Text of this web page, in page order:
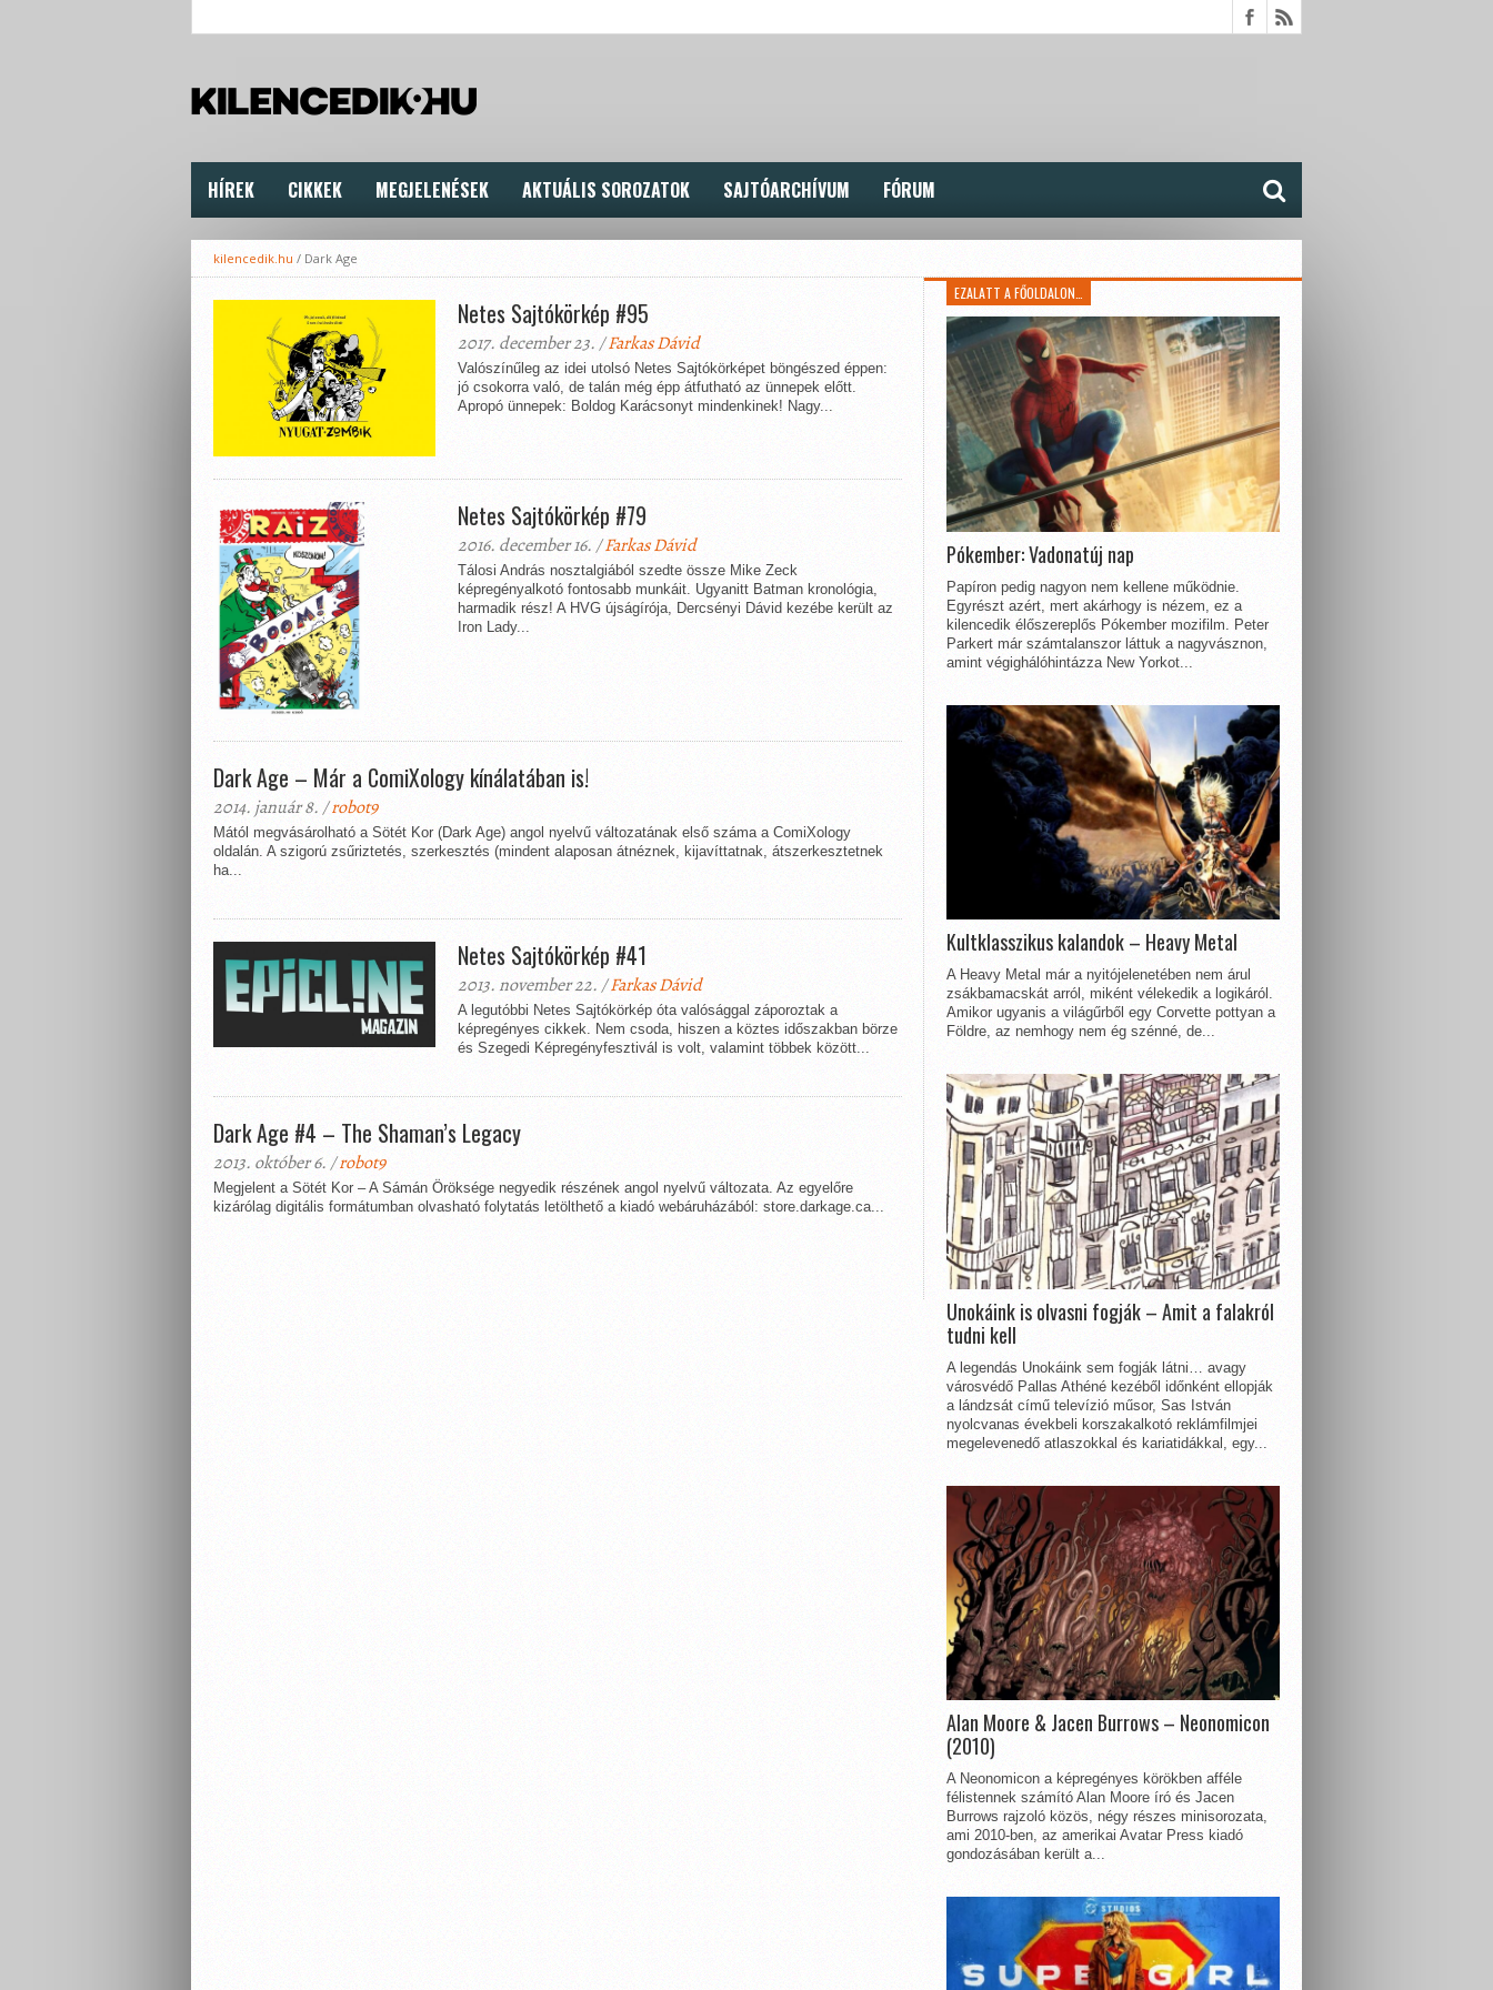
HÍREK CIKKEK MEGJELENÉSEK AKTUÁLIS SOROZATOK SAJTÓARCHÍVUM FÓRUM
kilencedik.hu / Dark Age
Netes Sajtókörkép #95
2017. december 23. /Farkas Dávid
Valószínűleg az idei utolsó Netes Sajtókörképet böngészed éppen:
jó csokorra való, de talán még épp átfutható az ünnepek előtt.
Apropó ünnepek: Boldog Karácsonyt mindenkinek! Nagy...
Netes Sajtókörkép #79
2016. december 16. /Farkas Dávid
Tálosi András nosztalgiából szedte össze Mike Zeck
képregényalkotó fontosabb munkáit. Ugyanitt Batman kronológia,
harmadik rész! A HVG újságírója, Dercsényi Dávid kezébe került az
Iron Lady...
Dark Age – Már a ComiXology kínálatában is!
2014. január 8. /robot9
Mától megvásárolható a Sötét Kor (Dark Age) angol nyelvű változatának első száma a ComiXology
oldalán. A szigorú zsűriztetés, szerkesztés (mindent alaposan átnéznek, kijavíttatnak, átszerkesztetnek
ha...
Netes Sajtókörkép #41
2013. november 22. /Farkas Dávid
A legutóbbi Netes Sajtókörkép óta valósággal záporoztak a
képregényes cikkek. Nem csoda, hiszen a köztes időszakban börze
és Szegedi Képregényfesztivál is volt, valamint többek között...
Dark Age #4 – The Shaman’s Legacy
2013. október 6. /robot9
Megjelent a Sötét Kor – A Sámán Öröksége negyedik részének angol nyelvű változata. Az egyelőre
kizárólag digitális formátumban olvasható folytatás letölthető a kiadó webáruházából: store.darkage.ca...
EZALATT A FŐOLDALON…
Pókember: Vadonatúj nap
Papíron pedig nagyon nem kellene működnie.
Egyrészt azért, mert akárhogy is nézem, ez a
kilencedik élőszereplős Pókember mozifilm. Peter
Parkert már számtalanszor láttuk a nagyvásznon,
amint végighálóhintázza New Yorkot...
Kultklasszikus kalandok – Heavy Metal
A Heavy Metal már a nyitójelenetében nem árul
zsákbamacskát arról, miként vélekedik a logikáról.
Amikor ugyanis a világűrből egy Corvette pottyan a
Földre, az nemhogy nem ég szénné, de...
Unokáink is olvasni fogják – Amit a falakról
tudni kell
A legendás Unokáink sem fogják látni… avagy
városvédő Pallas Athéné kezéből időnként ellopják
a lándzsát című televízió műsor, Sas István
nyolcvanas évekbeli korszakalkotó reklámfilmjei
megelevenedő atlaszokkal és kariatidákkal, egy...
Alan Moore & Jacen Burrows – Neonomicon
(2010)
A Neonomicon a képregényes körökben afféle
félistennek számító Alan Moore író és Jacen
Burrows rajzoló közös, négy részes minisorozata,
ami 2010-ben, az amerikai Avatar Press kiadó
gondozásában került a...